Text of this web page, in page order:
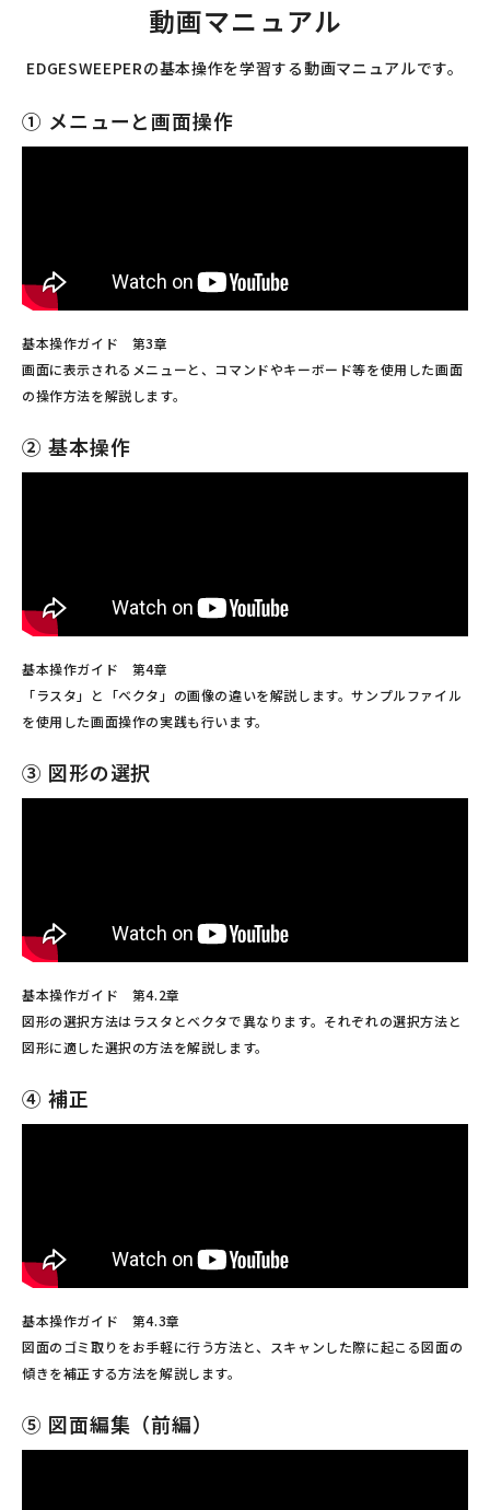
動画マニュアル
EDGESWEEPERの基本操作を学習する動画マニュアルです。
① メニューと画面操作
基本操作ガイド 第3章
画面に表示されるメニューと、コマンドやキーボード等を使用した画面
の操作方法を解説します。
② 基本操作
基本操作ガイド 第4章
「ラスタ」と「ベクタ」の画像の違いを解説します。サンプルファイル
を使用した画面操作の実践も行います。
③ 図形の選択
基本操作ガイド 第4.2章
図形の選択方法はラスタとベクタで異なります。それぞれの選択方法と
図形に適した選択の方法を解説します。
④ 補正
基本操作ガイド 第4.3章
図面のゴミ取りをお手軽に行う方法と、スキャンした際に起こる図面の
傾きを補正する方法を解説します。
⑤ 図面編集（前編）